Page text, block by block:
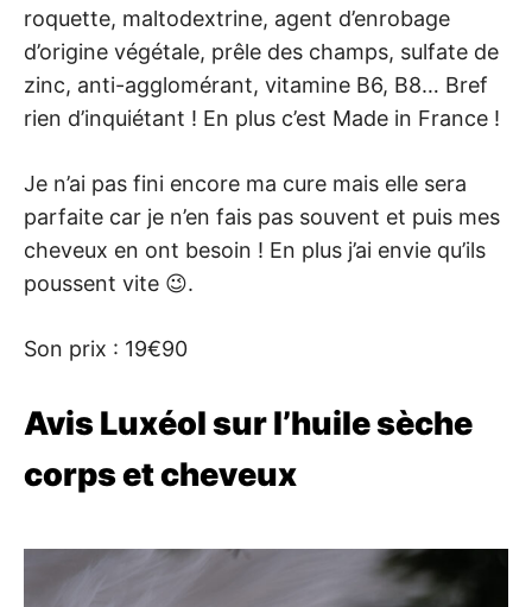
roquette, maltodextrine, agent d’enrobage
d’origine végétale, prêle des champs, sulfate de
zinc, anti-agglomérant, vitamine B6, B8… Bref
rien d’inquiétant ! En plus c’est Made in France !
Je n’ai pas fini encore ma cure mais elle sera
parfaite car je n’en fais pas souvent et puis mes
cheveux en ont besoin ! En plus j’ai envie qu’ils
poussent vite 😉.
Son prix : 19€90
Avis Luxéol sur l’huile sèche
corps et cheveux